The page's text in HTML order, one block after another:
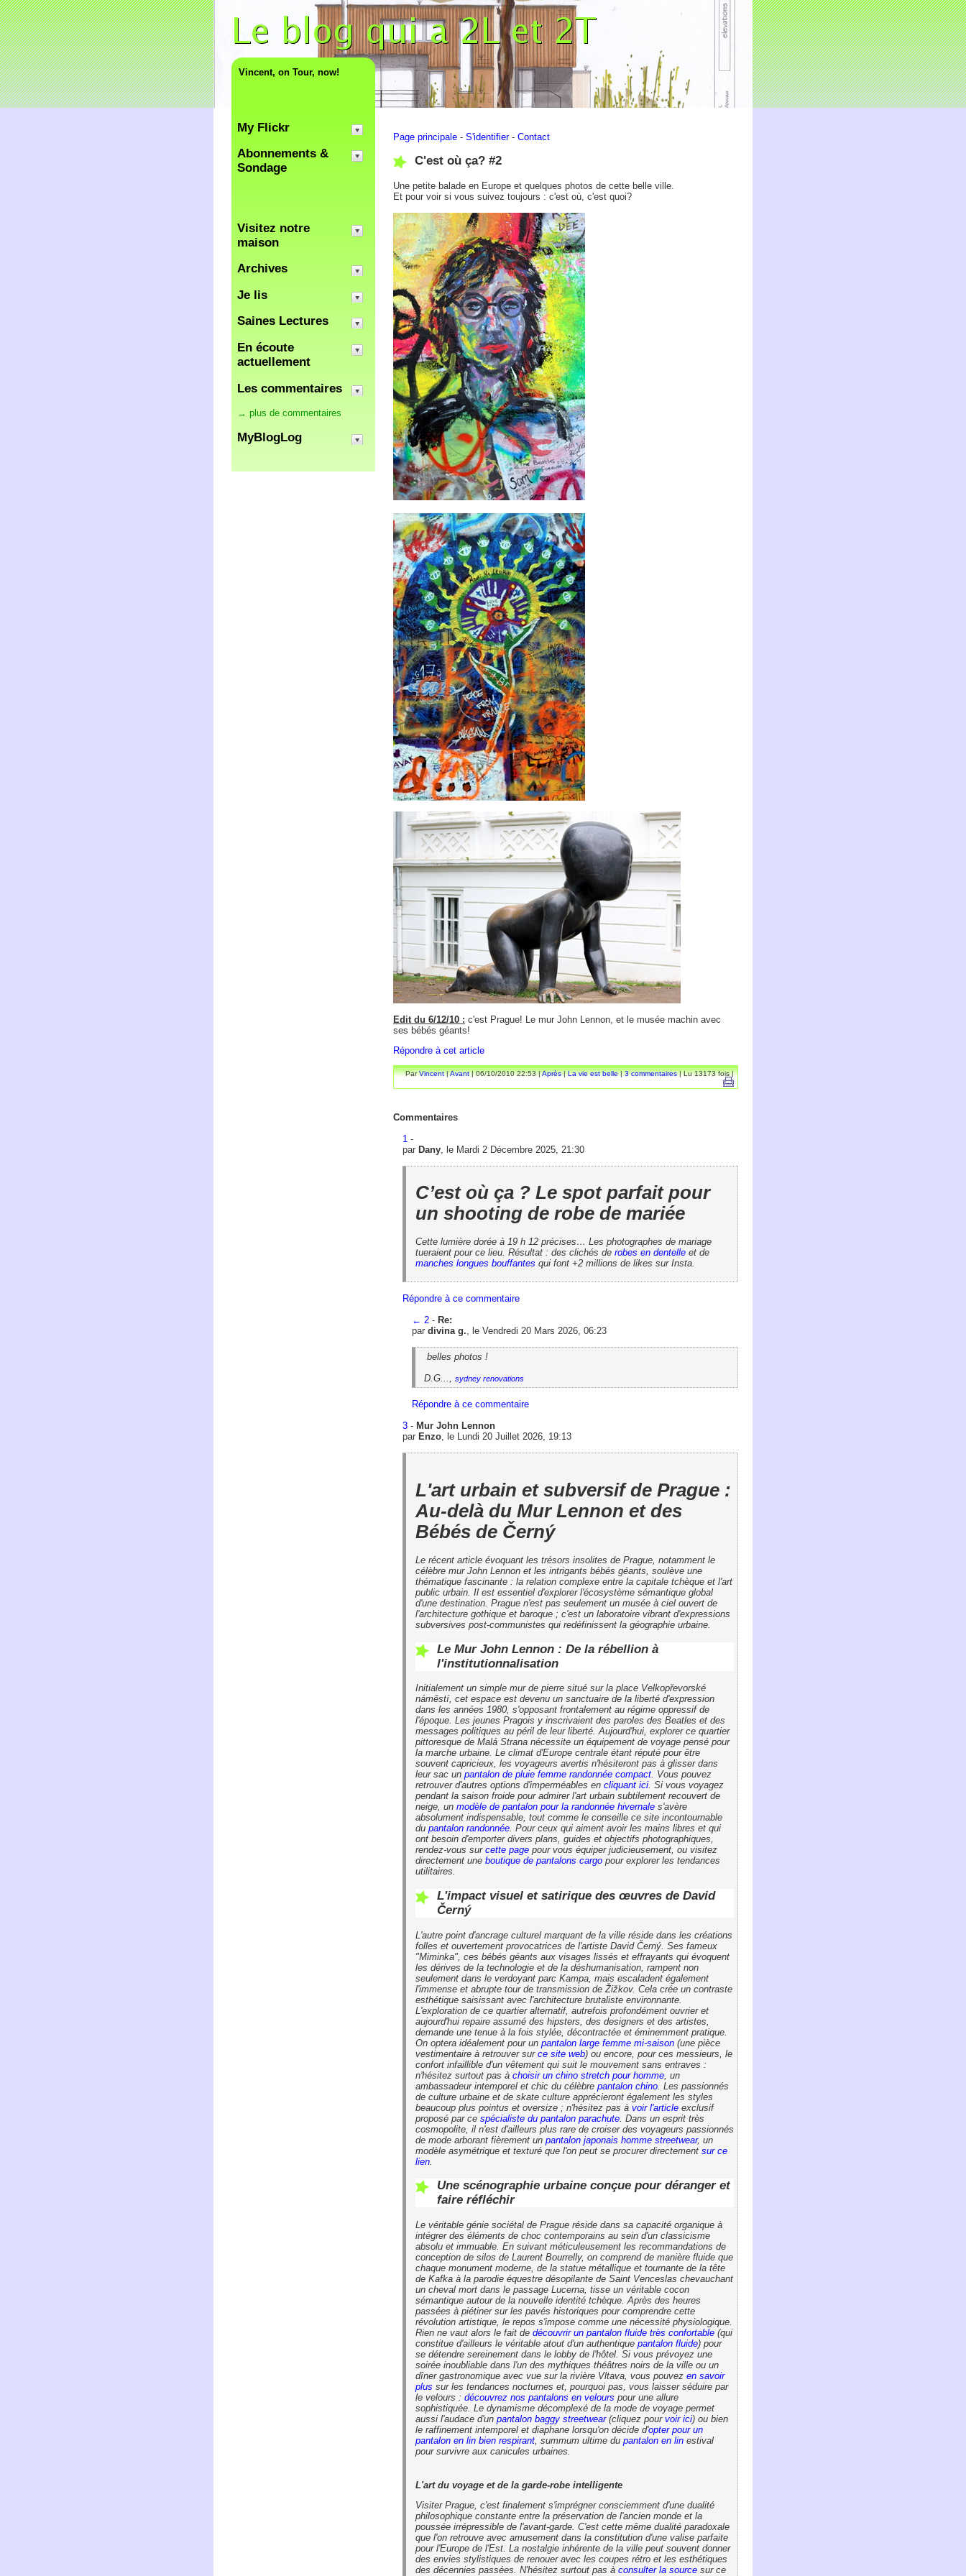
Vincent, on Tour, now!
Page principale - S'identifier - Contact
C'est où ça? #2
Une petite balade en Europe et quelques photos de cette belle ville.
Et pour voir si vous suivez toujours : c'est où, c'est quoi?
Edit du 6/12/10 : c'est Prague! Le mur John Lennon, et le musée machin avec
ses bébés géants!
Répondre à cet article
ParVincent|Avant| 06/10/2010 22:53 |Après|La vie est belle|3 commentaires| Lu 13173 fois |
Commentaires
1 -
par Dany, le Mardi 2 Décembre 2025, 21:30
C’est où ça ? Le spot parfait pour
un shooting de robe de mariée
Cette lumière dorée à 19 h 12 précises… Les photographes de mariage
tueraient pour ce lieu. Résultat : des clichés de robes en dentelleet de
manches longues bouffantes qui font +2 millions de likes sur Insta.
Répondre à ce commentaire
← 2- Re:
par divina g. , le Vendredi 20 Mars 2026, 06:23
belles photos !
D.G...,sydney renovations
Répondre à ce commentaire
3- Mur John Lennon
par Enzo, le Lundi 20 Juillet 2026, 19:13
L'art urbain et subversif de Prague :
Au-delà du Mur Lennon et des
Bébés de Černý
Le récent article évoquant les trésors insolites de Prague, notamment le
célèbre mur John Lennon et les intrigants bébés géants, soulève une
thématique fascinante : la relation complexe entre la capitale tchèque et l'art
public urbain. Il est essentiel d'explorer l'écosystème sémantique global
d'une destination. Prague n'est pas seulement un musée à ciel ouvert de
l'architecture gothique et baroque ; c'est un laboratoire vibrant d'expressions
subversives post-communistes qui redéfinissent la géographie urbaine.
Le Mur John Lennon : De la rébellion à
l'institutionnalisation
Initialement un simple mur de pierre situé sur la place Velkopřevorské
náměstí, cet espace est devenu un sanctuaire de la liberté d'expression
dans les années 1980, s'opposant frontalement au régime oppressif de
l'époque. Les jeunes Pragois y inscrivaient des paroles des Beatles et des
messages politiques au péril de leur liberté. Aujourd'hui, explorer ce quartier
pittoresque de Malá Strana nécessite un équipement de voyage pensé pour
la marche urbaine. Le climat d'Europe centrale étant réputé pour être
souvent capricieux, les voyageurs avertis n'hésiteront pas à glisser dans
leur sac un pantalon de pluie femme randonnée compact. Vous pouvez
retrouver d'autres options d'imperméables en cliquant ici. Si vous voyagez
pendant la saison froide pour admirer l'art urbain subtilement recouvert de
neige, un modèle de pantalon pour la randonnée hivernales'avère
absolument indispensable, tout comme le conseille ce site incontournable
du pantalon randonnée. Pour ceux qui aiment avoir les mains libres et qui
ont besoin d'emporter divers plans, guides et objectifs photographiques,
rendez-vous sur cette pagepour vous équiper judicieusement, ou visitez
directement une boutique de pantalons cargopour explorer les tendances
utilitaires.
L'impact visuel et satirique des œuvres de David
Černý
L'autre point d'ancrage culturel marquant de la ville réside dans les créations
folles et ouvertement provocatrices de l'artiste David Černý. Ses fameux
"Miminka", ces bébés géants aux visages lissés et effrayants qui évoquent
les dérives de la technologie et de la déshumanisation, rampent non
seulement dans le verdoyant parc Kampa, mais escaladent également
l'immense et abrupte tour de transmission de Žižkov. Cela crée un contraste
esthétique saisissant avec l'architecture brutaliste environnante.
L'exploration de ce quartier alternatif, autrefois profondément ouvrier et
aujourd'hui repaire assumé des hipsters, des designers et des artistes,
demande une tenue à la fois stylée, décontractée et éminemment pratique.
On optera idéalement pour un pantalon large femme mi-saison(une pièce
vestimentaire à retrouver sur ce site web) ou encore, pour ces messieurs, le
confort infaillible d'un vêtement qui suit le mouvement sans entraves :
n'hésitez surtout pas à choisir un chino stretch pour homme, un
ambassadeur intemporel et chic du célèbre pantalon chino. Les passionnés
de culture urbaine et de skate culture apprécieront également les styles
beaucoup plus pointus et oversize ; n'hésitez pas à voir l'articleexclusif
proposé par ce spécialiste du pantalon parachute. Dans un esprit très
cosmopolite, il n'est d'ailleurs plus rare de croiser des voyageurs passionnés
de mode arborant fièrement un pantalon japonais homme streetwear, un
modèle asymétrique et texturé que l'on peut se procurer directement sur ce
lien.
Une scénographie urbaine conçue pour déranger et
faire réfléchir
Le véritable génie sociétal de Prague réside dans sa capacité organique à
intégrer des éléments de choc contemporains au sein d'un classicisme
absolu et immuable. En suivant méticuleusement les recommandations de
conception de silos de Laurent Bourrelly, on comprend de manière fluide que
chaque monument moderne, de la statue métallique et tournante de la tête
de Kafka à la parodie équestre désopilante de Saint Venceslas chevauchant
un cheval mort dans le passage Lucerna, tisse un véritable cocon
sémantique autour de la nouvelle identité tchèque. Après des heures
passées à piétiner sur les pavés historiques pour comprendre cette
révolution artistique, le repos s'impose comme une nécessité physiologique.
Rien ne vaut alors le fait de découvrir un pantalon fluide très confortable(qui
constitue d'ailleurs le véritable atout d'un authentique pantalon fluide) pour
se détendre sereinement dans le lobby de l'hôtel. Si vous prévoyez une
soirée inoubliable dans l'un des mythiques théâtres noirs de la ville ou un
dîner gastronomique avec vue sur la rivière Vltava, vous pouvez en savoir
plus sur les tendances nocturnes et, pourquoi pas, vous laisser séduire par
le velours : découvrez nos pantalons en velours pour une allure
sophistiquée. Le dynamisme décomplexé de la mode de voyage permet
aussi l'audace d'un pantalon baggy streetwear(cliquez pour voir ici) ou bien
le raffinement intemporel et diaphane lorsqu'on décide d'opter pour un
pantalon en lin bien respirant, summum ultime du pantalon en linestival
pour survivre aux canicules urbaines.
L'art du voyage et de la garde-robe intelligente
Visiter Prague, c'est finalement s'imprégner consciemment d'une dualité
philosophique constante entre la préservation de l'ancien monde et la
poussée irrépressible de l'avant-garde. C'est cette même dualité paradoxale
que l'on retrouve avec amusement dans la constitution d'une valise parfaite
pour l'Europe de l'Est. La nostalgie inhérente de la ville peut souvent donner
des envies stylistiques de renouer avec les coupes rétro et les esthétiques
des décennies passées. N'hésitez surtout pas à consulter la sourcesur ce
My Flickr
Abonnements &
Sondage
Visitez notre
maison
Archives
Je lis
Saines Lectures
En écoute
actuellement
Les commentaires
→ plus de commentaires
MyBlogLog